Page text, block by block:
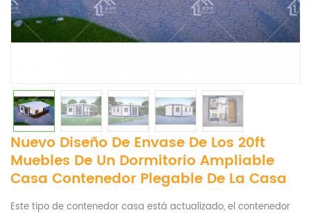
Nuevo Diseño De Envase De Los 20ft
Muebles De Un Dormitorio Ampliable
Casa Contenedor Plegable De La Casa
Este tipo de contenedor casa está actualizado, el contenedor